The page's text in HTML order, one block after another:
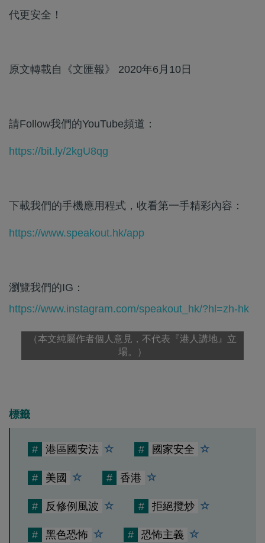
代更安全！
原文轉載自《文匯報》 2020年6月10日
請Follow我們的YouTube頻道：
https://bit.ly/2kgU8qg
下載我們的手機應用程式，收看第一手精彩內容：
https://www.speakout.hk/app
瀏覽我們的IG：
https://www.instagram.com/speakout_hk/?hl=zh-hk
（本文純屬作者個人意見，不代表『港人講地』立
場。）
標籤
# 港區國安法 # 國家安全
# 美國 # 香港
# 反修例風波 # 拒絕攬炒
# 黑色恐怖 # 恐怖主義